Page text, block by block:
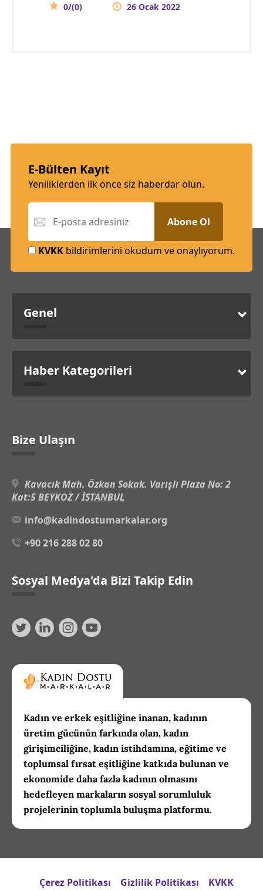
0/(0) 26 Ocak 2022
E-Bülten Kayıt
Yeniliklerden ilk önce siz haberdar olun.
Abone Ol
KVKK bildirimlerini okudum ve onaylıyorum.
Genel
Haber Kategorileri
Bize Ulaşın
Kavacık Mah. Özkan Sokak. Varışlı Plaza No: 2
Kat:5 BEYKOZ / İSTANBUL
info@kadindostumarkalar.org
+90 216 288 02 80
Sosyal Medya'da Bizi Takip Edin
Kadın ve erkek eşitliğine inanan, kadının
üretim gücünün farkında olan, kadın
girişimciliğine, kadın istihdamına, eğitime ve
toplumsal fırsat eşitliğine katkıda bulunan ve
ekonomide daha fazla kadının olmasını
hedefleyen markaların sosyal sorumluluk
projelerinin toplumla buluşma platformu.
Çerez Politikası Gizlilik Politikası KVKK